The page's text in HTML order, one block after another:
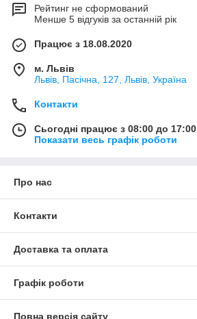
Рейтинг не сформований
Менше 5 відгуків за останній рік
Працює з 18.08.2020
м. Львів
Львів, Пасічна, 127, Львів, Україна
Контакти
Сьогодні працює з 08:00 до 17:00
Показати весь графік роботи
Про нас
Контакти
Доставка та оплата
Графік роботи
Повна версія сайту